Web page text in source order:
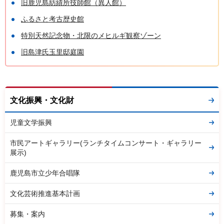
旧鹿児島紡績所技師館（異人館）
ふるさと考古歴史館
特別天然記念物・北限のメヒルギ観察ゾーン
旧島津氏玉里邸庭園
文化振興・文化財
児童文学振興
市民アートギャラリー(ランチタイムコンサート・ギャラリー
展示)
鹿児島市立少年合唱隊
文化芸術推進基本計画
募集・案内